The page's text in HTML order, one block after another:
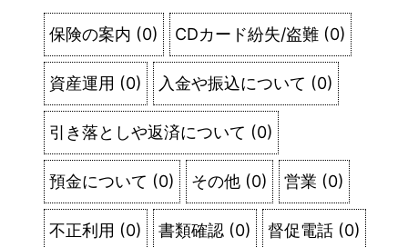
保険の案内 (0) CDカード紛失/盗難 (0)
資産運用 (0) 入金や振込について (0)
引き落としや返済について (0)
預金について (0) その他 (0) 営業 (0)
不正利用 (0) 書類確認 (0) 督促電話 (0)